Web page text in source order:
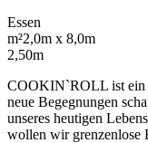
Essen
m²2,0m x 8,0m
2,50m
COOKIN`ROLL ist ein
neue Begegnungen
unseres heutigen
wollen wir